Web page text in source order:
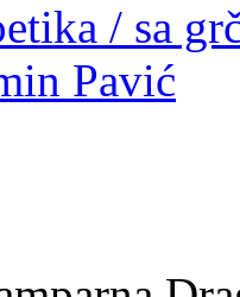
/ sa
Pavić